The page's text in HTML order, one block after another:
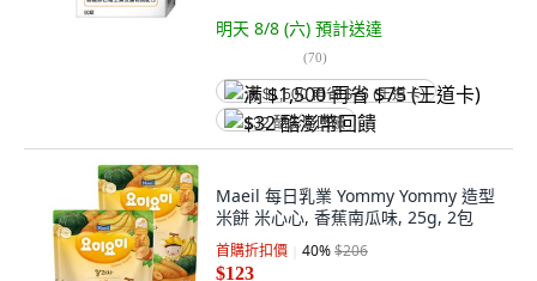
明天 8/8 (六) 預計送達
(70)
满 $1,500 再省 $75 (王道卡)
$32 酷澎幣回饋
Maeil 每日乳業 Yommy Yommy 造型
米餅 米心心, 香蕉南瓜味, 25g, 2包
首購折扣價 40%$206
$123